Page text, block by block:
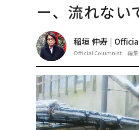
ー、流れない
稲垣 伸寿 |
Official Columnist 編集